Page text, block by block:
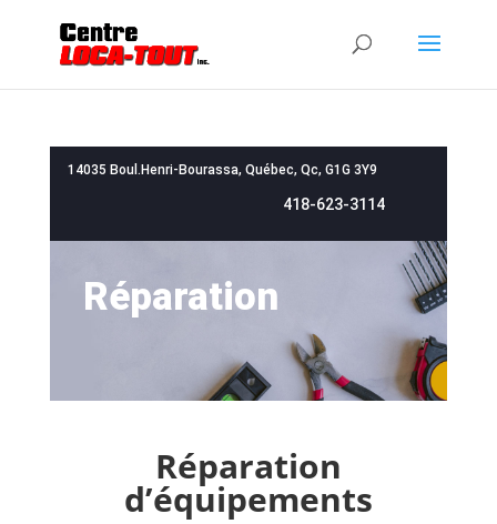
14035 Boul.Henri-Bourassa, Québec, Qc, G1G 3Y9
418-623-3114
Réparation
Réparation
d’équipements